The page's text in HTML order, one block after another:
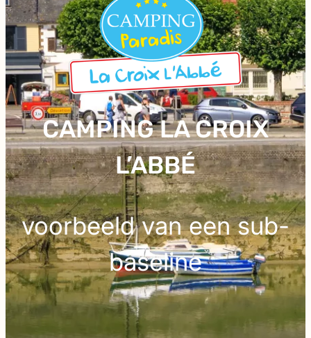
CAMPING LA CROIX
L’ABBÉ
voorbeeld van een sub-
baseline